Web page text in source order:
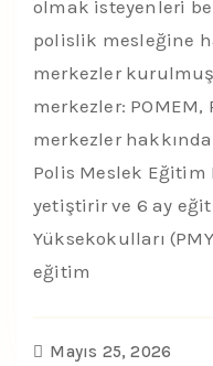
olmak isteyenleri
polislik mesleğine
merkezler
merkezler: POMEM,
merkezler
Polis Meslek Eğitim
yetiştirir ve 6 ay
Yüksekokulları
eğitim
Mayıs 25, 2026